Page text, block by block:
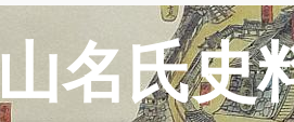
山名氏史